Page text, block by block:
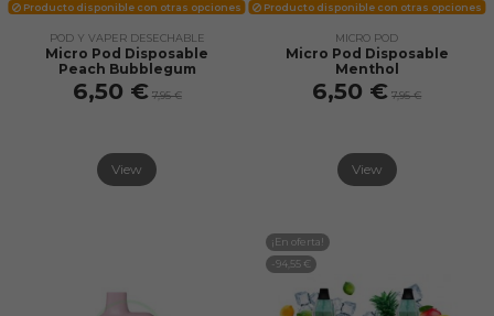
Producto disponible con otras opciones
POD Y VAPER DESECHABLE
Micro Pod Disposable
Peach Bubblegum
6,50 € 7,95 €
View
Producto disponible con otras opciones
MICRO POD
Micro Pod Disposable
Menthol
6,50 € 7,95 €
View
¡En oferta!
-94,55 €